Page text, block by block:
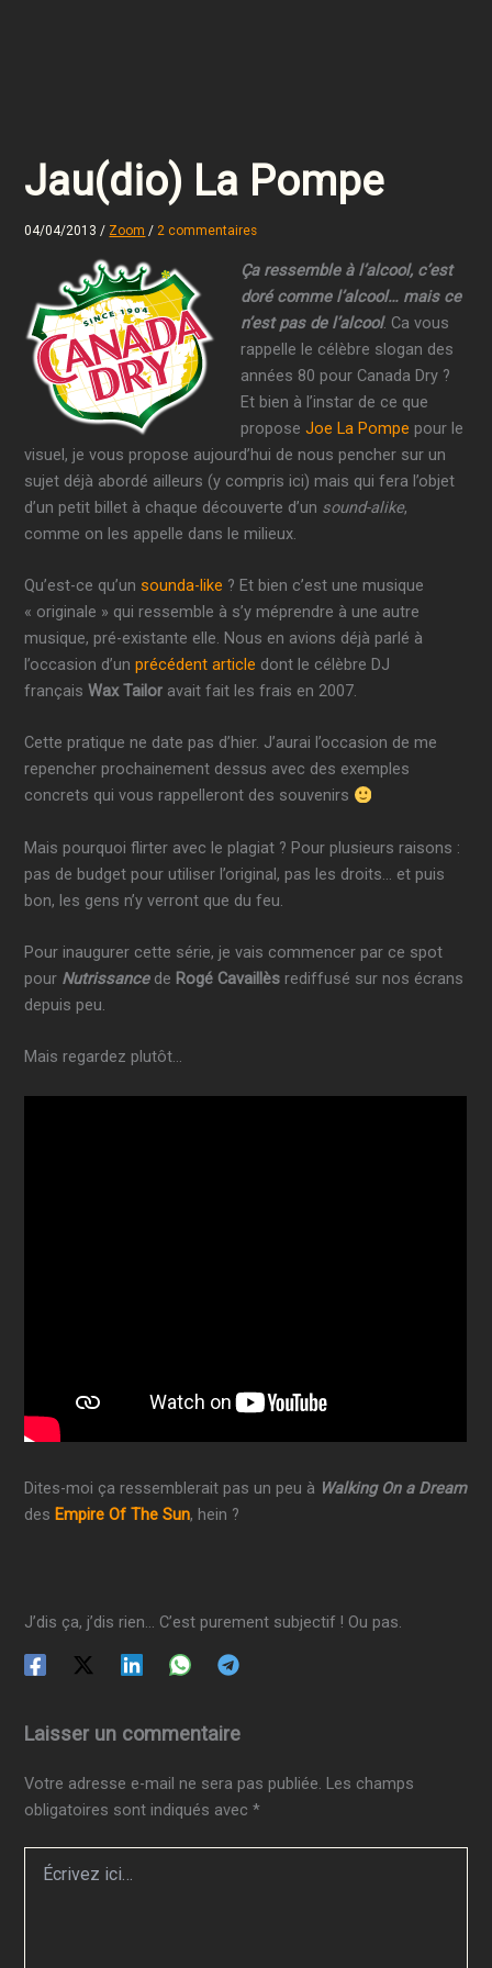
Jau(dio) La Pompe
04/04/2013/ Zoom /2 commentaires
Ça ressemble à l’alcool, c’est
doré comme l’alcool… mais ce
n’est pas de l’alcool. Ca vous
rappelle le célèbre slogan des
années 80 pour Canada Dry ?
Et bien à l’instar de ce que
proposeJoe La Pompe pour le
visuel, je vous propose aujourd’hui de nous pencher sur un
sujet déjà abordé ailleurs (y compris ici) mais qui fera l’objet
d’un petit billet à chaque découverte d’un sound-alike,
comme on les appelle dans le milieux.
Qu’est-ce qu’unsounda-like ? Et bien c’est une musique
« originale » qui ressemble à s’y méprendre à une autre
musique, pré-existante elle. Nous en avions déjà parlé à
l’occasion d’unprécédent article dont le célèbre DJ
françaisWax Tailor avait fait les frais en 2007.
Cette pratique ne date pas d’hier. J’aurai l’occasion de me
repencher prochainement dessus avec des exemples
concrets qui vous rappelleront des souvenirs
Mais pourquoi flirter avec le plagiat ? Pour plusieurs raisons :
pas de budget pour utiliser l’original, pas les droits… et puis
bon, les gens n’y verront que du feu.
Pour inaugurer cette série, je vais commencer par ce spot
pour Nutrissancede Rogé Cavaillès rediffusé sur nos écrans
depuis peu.
Mais regardez plutôt…
Dites-moi ça ressemblerait pas un peu à Walking On a Dream
des Empire Of The Sun, hein ?
J’dis ça, j’dis rien… C’est purement subjectif ! Ou pas.
Laisser un commentaire
Votre adresse e-mail ne sera pas publiée. Les champs
obligatoires sont indiqués avec*
ici…